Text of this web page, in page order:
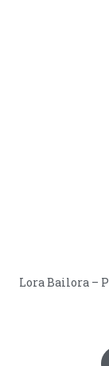
Lora Bailora –